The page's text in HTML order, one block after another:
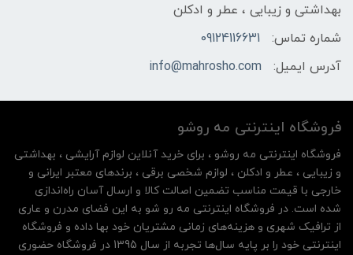
بهداشتی و زیبایی ، عطر و ادکلن
شماره تماس:
09124116631
آدرس ایمیل:
info@mahrosho.com
فروشگاه اینترنتی مه‌ رو‌شو
فروشگاه اینترنتی مه‌ رو‌شو ، برای خرید آنلاین لوازم آرایشی ، بهداشتی
و زیبایی ، عطر و ادکلن ، لوازم شخصی برقی ، برندهای معتبر ایرانی و
خارجی با قیمت مناسب تضمین اصالت کالا و ارسال آسان راه‌اندازی
شده است. در فروشگاه اینترنتی مه رو شو به این فضای مدرن و عاری
از ترافیک شهری و هزینه‌های زمانی مشتریان خود بها داده و فروشگاه
اینترنتی خود را بر پایه سال‌ها تجربه از سال 1395 در فروشگاه حضوری